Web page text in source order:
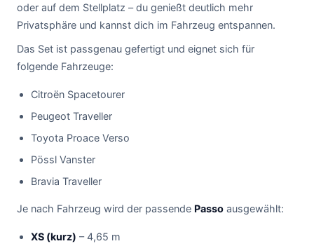
oder auf dem Stellplatz – du genießt deutlich mehr
Privatsphäre und kannst dich im Fahrzeug entspannen.
Das Set ist passgenau gefertigt und eignet sich für
folgende Fahrzeuge:
Citroën Spacetourer
Peugeot Traveller
Toyota Proace Verso
Pössl Vanster
Bravia Traveller
Je nach Fahrzeug wird der passende Passo ausgewählt:
XS (kurz) – 4,65 m